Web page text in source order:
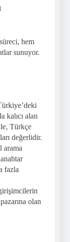
hem
sunuyor.
kalıcı alan
Türkçe
değerlidir.
arama
fazla
pazarına olan